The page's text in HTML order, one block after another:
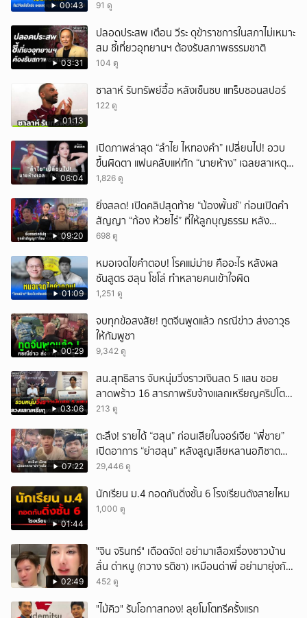
00:43 91 ดู
03:31
ปลอดประสพ เตือน วีระ ดุข้าราชการในสภาไม่เหมาะ
สม ชี้เที่ยวอุทยานฯ ต้องรับสภาพธรรมชาติ
104 ดู
01:13
ซาลาห์ รับทรัพย์อื้อ หลังเซ็นซบ แทร็บซอนสปอร์
122 ดู
06:04
เปิดภาพล่าสุด “ลำไย ไหทองคำ” เปลี่ยนไป! อวบ
ขึ้นผิดตา แฟนคลับแห่ทัก “นายห้าง” เฉลยสาเหตุ
ชัด!
1,826 ดู
09:20
ยิ่งสลด! เปิดคลิปสุดท้าย “น้องพั้นช์” ก่อนเปิดคำ
สัญญา “ก้อง ห้วยไร่” ที่ให้ลูกบุญธรรม หลัง
ลาโลก!
698 ดู
01:09
หมอเจดไขคำตอบ! โรคแม่ม่าย คืออะไร หลังผล
ชันสูตร ฮลุน โซโล่ ทำหลายคนเข้าใจผิด
1,251 ดู
00:29
จบทุกข้อสงสัย! ทูตจีนพูดแล้ว กรณีข่าว ส่งอาวุธ
ให้กัมพูชา
9,342 ดู
03:06
สน.สุทธิสาร จับหนุ่มวิ่งราวเงินสด 5 แสน ซอย
ลาดพร้าว 16 สารภาพรับจ้างแลกเหรียญคริปโต
ผ่านแอปฯ
213 ดู
07:22
ตะลึง! รายได้ “ฮลุน” ก่อนเสียในจอร์เจีย “พี่ชาย”
เปิดอาการ “ย่าฮลุน” หลังสูญเสียหลานอภิชาต
บุตร!
29,446 ดู
01:44
นักเรียน ม.4 กอดกันดิ่งชั้น 6 โรงเรียนดังสายไหม
1,000 ดู
02:49
ั่"จิน จรินทร์" เดือดจัด! อย่ามาเสือxเรื่องชาวบ้าน
ลั่น ด่าหนู (กวาง รติชา) เหมือนด่าพี่ อย่ามายุ่งกับ
คนของผม จบ!!!
452 ดู
"ไม้คิว" รับโอกาสทอง! ลุยโมโตทรีครั้งแรก